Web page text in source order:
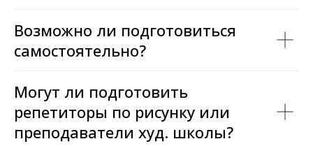
Возможно ли подготовиться
самостоятельно?
Могут ли подготовить
репетиторы по рисунку или
преподаватели худ. школы?